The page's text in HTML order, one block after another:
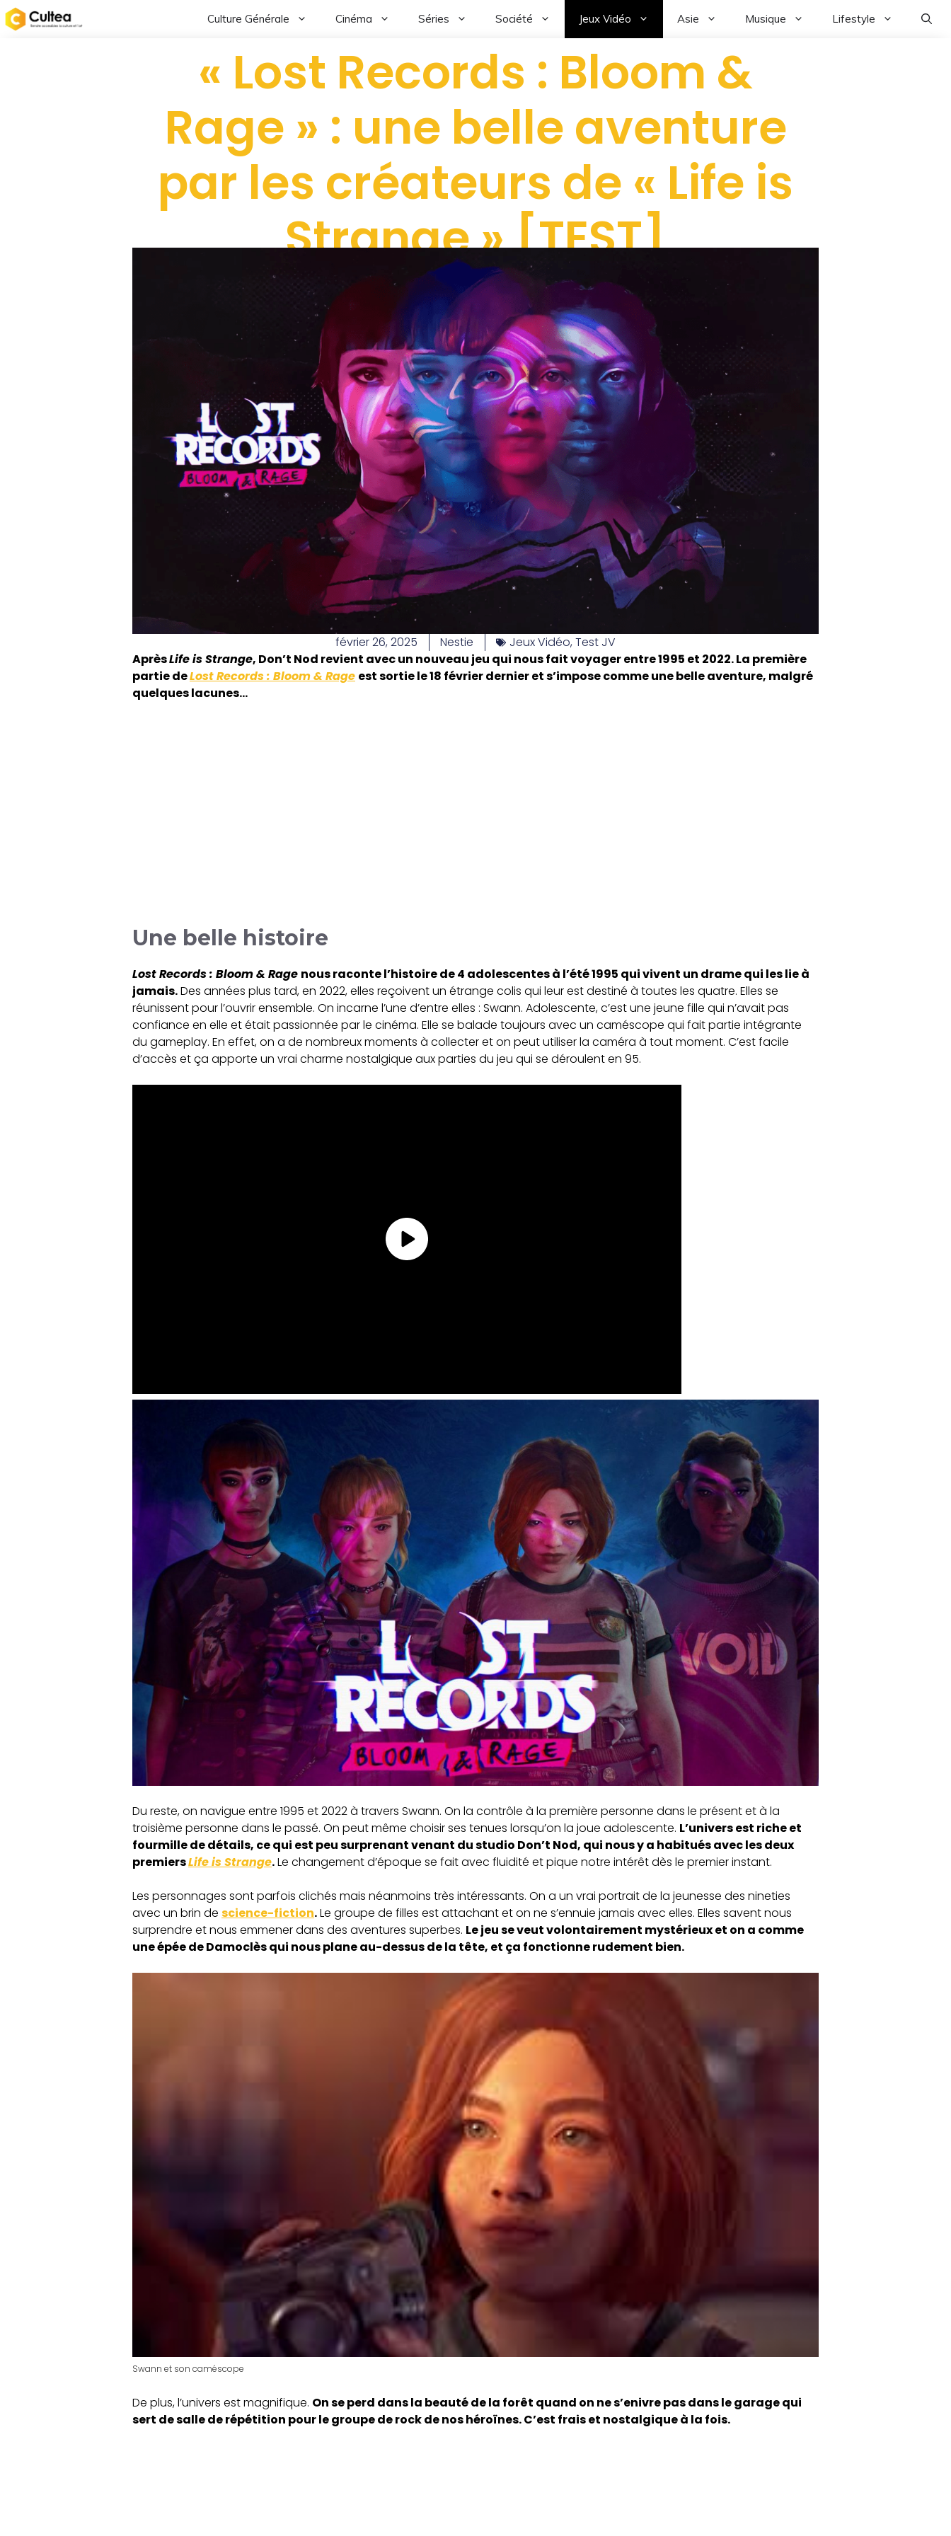
Culture Générale Cinéma Séries Société Jeux Vidéo Asie Musique Lifestyle
« Lost Records : Bloom &
Rage » : une belle aventure
par les créateurs de « Life is
Strange » [TEST]
février 26, 2025 Nestie Jeux Vidéo,Test JV
AprèsLife is Strange, Don’t Nod revient avec un nouveau jeu qui nous fait voyager entre 1995 et 2022. La première
partie deLost Records : Bloom & Rage est sortie le 18 février dernier et s’impose comme une belle aventure, malgré
quelques lacunes…
Une belle histoire
Lost Records : Bloom & Rage nous raconte l’histoire de 4 adolescentes à l’été 1995 qui vivent un drame qui les lie à
jamais.Des années plus tard, en 2022, elles reçoivent un étrange colis qui leur est destiné à toutes les quatre. Elles se
réunissent pour l’ouvrir ensemble. On incarne l’une d’entre elles : Swann. Adolescente, c’est une jeune fille qui n’avait pas
confiance en elle et était passionnée par le cinéma. Elle se balade toujours avec un caméscope qui fait partie intégrante
du gameplay. En effet, on a de nombreux moments à collecter et on peut utiliser la caméra à tout moment. C’est facile
d’accès et ça apporte un vrai charme nostalgique aux parties du jeu qui se déroulent en 95.
Du reste, on navigue entre 1995 et 2022 à travers Swann. On la contrôle à la première personne dans le présent et à la
troisième personne dans le passé. On peut même choisir ses tenues lorsqu’on la joue adolescente. L’univers est riche et
fourmille de détails, ce qui est peu surprenant venant du studio Don’t Nod, qui nous y a habitués avec les deux
premiersLife is Strange.Le changement d’époque se fait avec fluidité et pique notre intérêt dès le premier instant.
Les personnages sont parfois clichés mais néanmoins très intéressants. On a un vrai portrait de la jeunesse des nineties
avec un brin de science-fiction.Le groupe de filles est attachant et on ne s’ennuie jamais avec elles. Elles savent nous
surprendre et nous emmener dans des aventures superbes. Le jeu se veut volontairement mystérieux et on a comme
une épée de Damoclès qui nous plane au-dessus de la tête, et ça fonctionne rudement bien.
Swann et son caméscope
De plus, l’univers est magnifique. On se perd dans la beauté de la forêt quand on ne s’enivre pas dans le garage qui
sert de salle de répétition pour le groupe de rock de nos héroïnes. C’est frais et nostalgique à la fois.